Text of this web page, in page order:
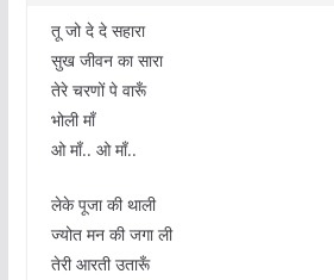
तू जो दे दे सहारा
सुख जीवन का सारा
तेरे चरणों पे वारूँ
भोली माँ
ओ माँ.. ओ माँ..
लेके पूजा की थाली
ज्योत मन की जगा ली
तेरी आरती उतारूँ